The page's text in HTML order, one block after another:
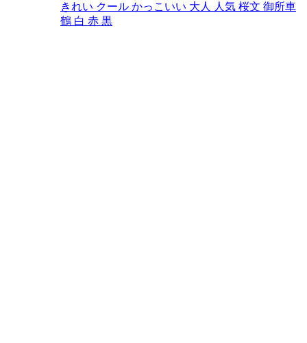
きれい クール かっこいい 大人 人気 桜文 御所車
鶴 白 赤 黒